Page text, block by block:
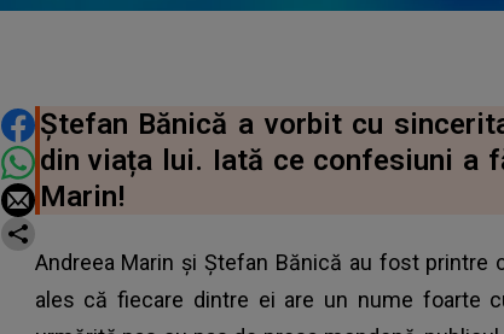
DISTRIBUIE ARTICOLUL
Ștefan Bănică a vorbit cu
din viața lui. Iată ce confesiuni a
Marin!
Andreea Marin și Ștefan Bănică au fost printre
ales că fiecare dintre ei are un nume foarte